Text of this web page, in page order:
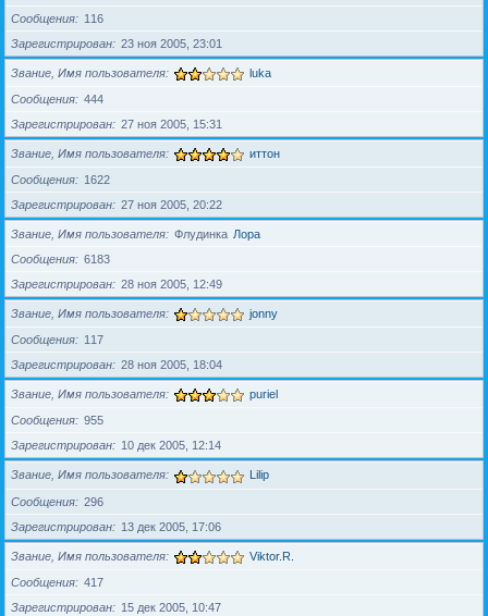
Сообщения
116
Зарегистрирован
23 ноя 2005, 23:01
Звание, Имя пользователя luka
Сообщения
444
Зарегистрирован
27 ноя 2005, 15:31
Звание, Имя пользователя иттон
Сообщения
1622
Зарегистрирован
27 ноя 2005, 20:22
Звание, Имя пользователя Флудинка Лора
Сообщения
6183
Зарегистрирован
28 ноя 2005, 12:49
Звание, Имя пользователя jonny
Сообщения
117
Зарегистрирован
28 ноя 2005, 18:04
Звание, Имя пользователя puriel
Сообщения
955
Зарегистрирован
10 дек 2005, 12:14
Звание, Имя пользователя Lilip
Сообщения
296
Зарегистрирован
13 дек 2005, 17:06
Звание, Имя пользователя Viktor.R.
Сообщения
417
Зарегистрирован
15 дек 2005, 10:47